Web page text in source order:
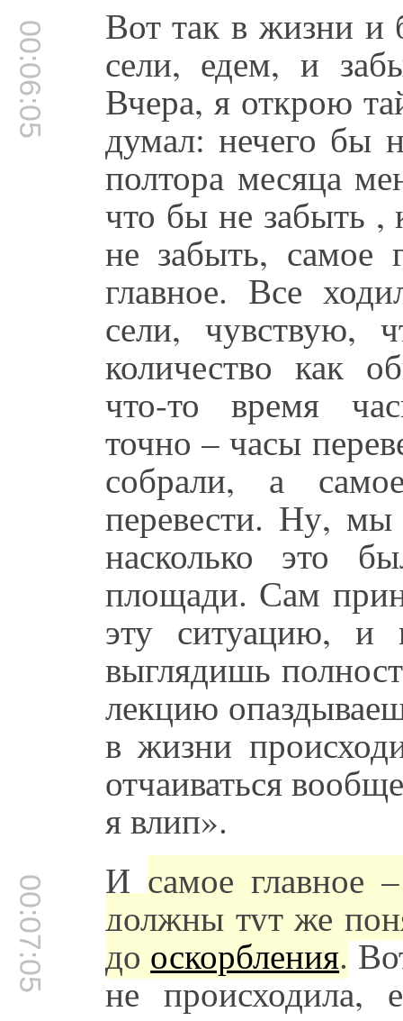
00:06:05 Вот так в жизни и
сели, едем, и
Вчера, я открою
думал: нечего бы
полтора месяца
что бы не забыть
не забыть, самое
главное. Все
сели, чувствую,
количество как
что-то время
точно – часы
собрали, а
перевести. Ну, мы
насколько это
площади. Сам
эту ситуацию, и
выглядишь
лекцию
в жизни
отчаиваться
я влип».
00:07:05 И самое главное
должны тут же
до оскорбления.
не происходила,